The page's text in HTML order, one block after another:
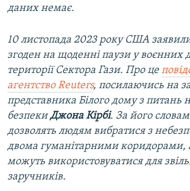
даних немає.
10 листопада 2023 року США
згоден на щоденні паузи у воєнних
території Сектора Гази. Про це
агентство Reuters, посилаючись на
представника Білого дому з питань
безпекиДжона Кірбі. За його
дозволять людям вибратися з
двома гуманітарними коридорами,
можуть використовуватися для
заручників.